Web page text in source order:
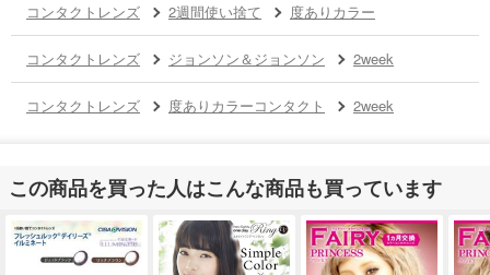
コンタクトレンズ 2週間使い捨て 度ありカラー
コンタクトレンズ ジョンソン＆ジョンソン 2week
コンタクトレンズ 度ありカラーコンタクト 2week
この商品を買った人はこんな商品も買っています